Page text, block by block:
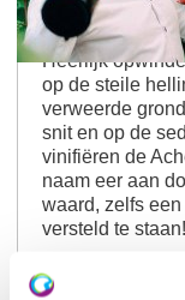
van
romantische,
Heerlijk
op de steile
verweerde
snit en op de
vinifiëren de
naam eer aan
waard, zelfs
versteld te